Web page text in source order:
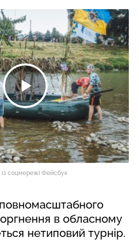
соцмережі Фейсбук
в обласному
нетиповий турнір.